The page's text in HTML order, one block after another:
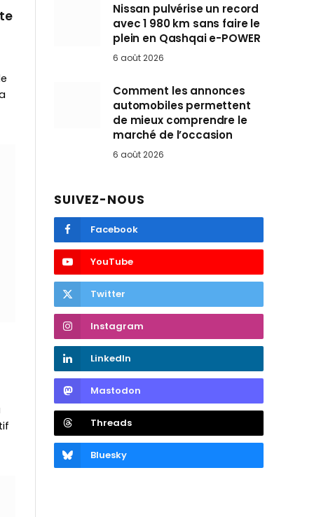
Nissan pulvérise un record
avec 1 980 km sans faire le
plein en Qashqai e-POWER
6 août 2026
Comment les annonces
automobiles permettent
de mieux comprendre le
marché de l’occasion
6 août 2026
SUIVEZ-NOUS
Facebook
YouTube
Twitter
Instagram
LinkedIn
Mastodon
Threads
Bluesky